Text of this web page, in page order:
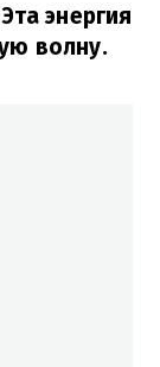
энергия
волну.